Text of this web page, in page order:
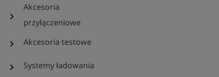
chevron_right
Akcesoria
przyłączeniowe
chevron_right Akcesoria testowe
chevron_right Systemy ładowania